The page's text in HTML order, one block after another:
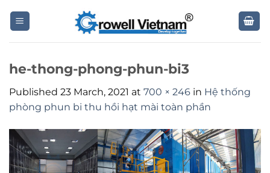
he-thong-phong-phun-bi3
Published 23 March, 2021 at 700 × 246 in Hệ thống
phòng phun bi thu hồi hạt mài toàn phần